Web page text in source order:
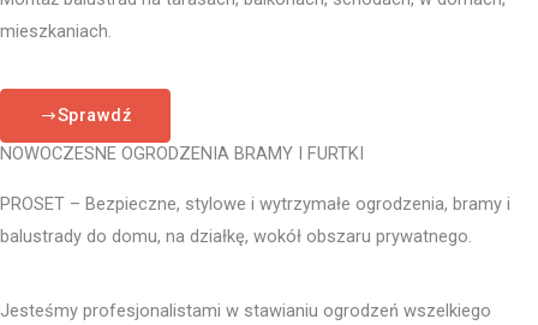
mieszkaniach.
Sprawdź
NOWOCZESNE OGRODZENIA BRAMY I FURTKI
PROSET – Bezpieczne, stylowe i wytrzymałe ogrodzenia, bramy i
balustrady do domu, na działkę, wokół obszaru prywatnego.
Jesteśmy profesjonalistami w stawianiu ogrodzeń wszelkiego